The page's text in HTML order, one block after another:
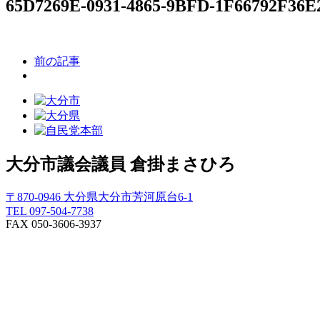
65D7269E-0931-4865-9BFD-
前の記事
大分市議会議員 倉掛まさひろ
〒870-0946 大分県大分市芳河原台6-1
TEL 097-504-7738
FAX 050-3606-3937